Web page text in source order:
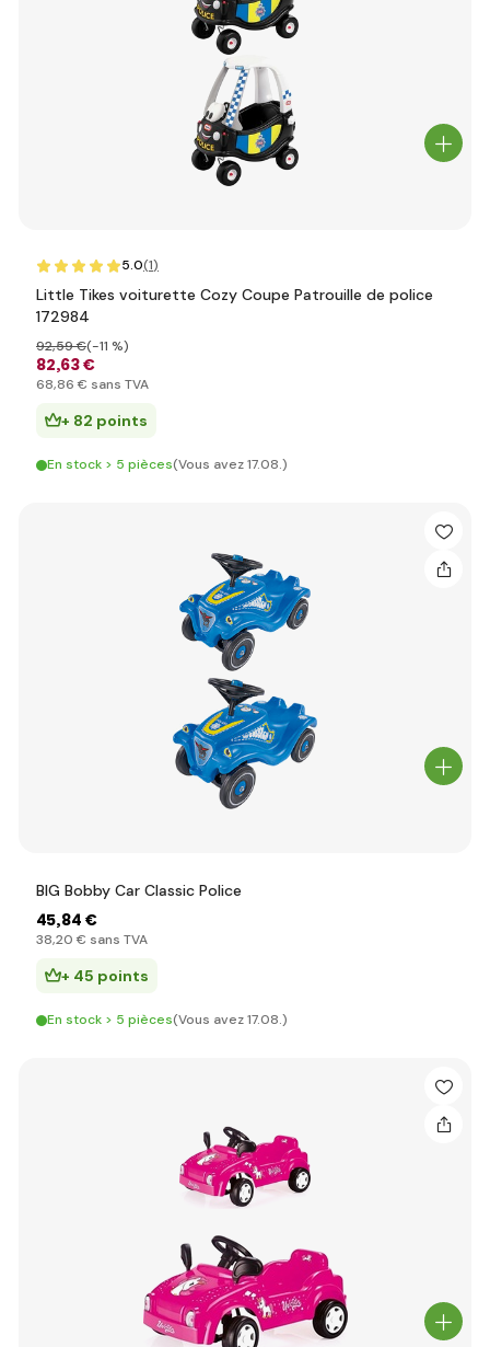
5.0(1)
Little Tikes voiturette Cozy Coupe Patrouille de police
172984
82,63 €
92,59 €(-11 %)
68,86 € sans TVA
+ 82 points
En stock > 5 pièces(Vous avez 17.08.)
BIG Bobby Car Classic Police
45,84 €
38,20 € sans TVA
+ 45 points
En stock > 5 pièces(Vous avez 17.08.)